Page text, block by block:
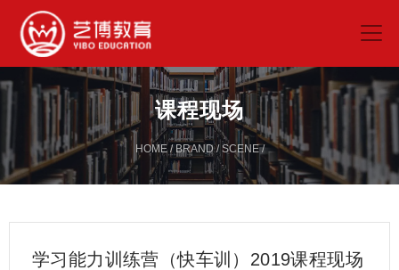
课程现场
HOME/ BRAND/SCENE/
学习能力训练营（快车训）2019课程现场